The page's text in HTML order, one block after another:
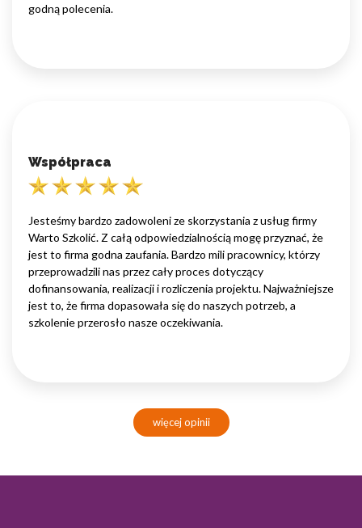
godną polecenia.
Współpraca
Jesteśmy bardzo zadowoleni ze skorzystania z usług firmy
Warto Szkolić. Z całą odpowiedzialnością mogę przyznać, że
jest to firma godna zaufania. Bardzo mili pracownicy, którzy
przeprowadzili nas przez cały proces dotyczący
dofinansowania, realizacji i rozliczenia projektu. Najważniejsze
jest to, że firma dopasowała się do naszych potrzeb, a
szkolenie przerosło nasze oczekiwania.
więcej opinii